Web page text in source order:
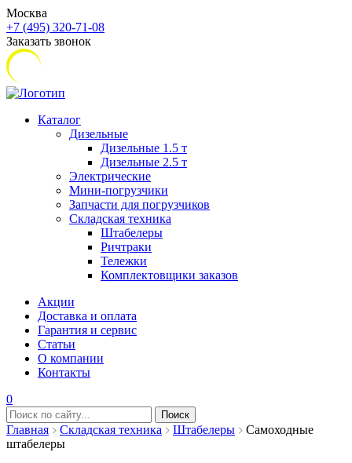
Москва
+7 (495) 320-71-08
Заказать звонок
Каталог
Дизельные
Дизельные 1.5 т
Дизельные 2.5 т
Электрические
Мини-погрузчики
Запчасти для погрузчиков
Складская техника
Штабелеры
Ричтраки
Тележки
Комплектовщики заказов
Акции
Доставка и оплата
Гарантия и сервис
Статьи
О компании
Контакты
0
Главная Складская техника Штабелеры
Самоходные
штабелеры